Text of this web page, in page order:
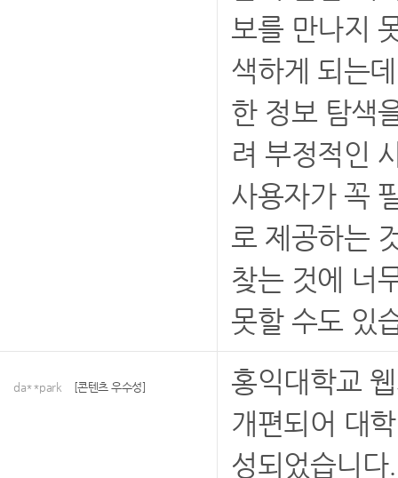
보를 만나지
색하게 되는
한 정보 탐색
려 부정적인
사용자가 꼭
로 제공하는
찾는 것에 너
못할 수도 있
da**park [콘텐츠 우수성]
홍익대학교
개편되어 대
성되었습니